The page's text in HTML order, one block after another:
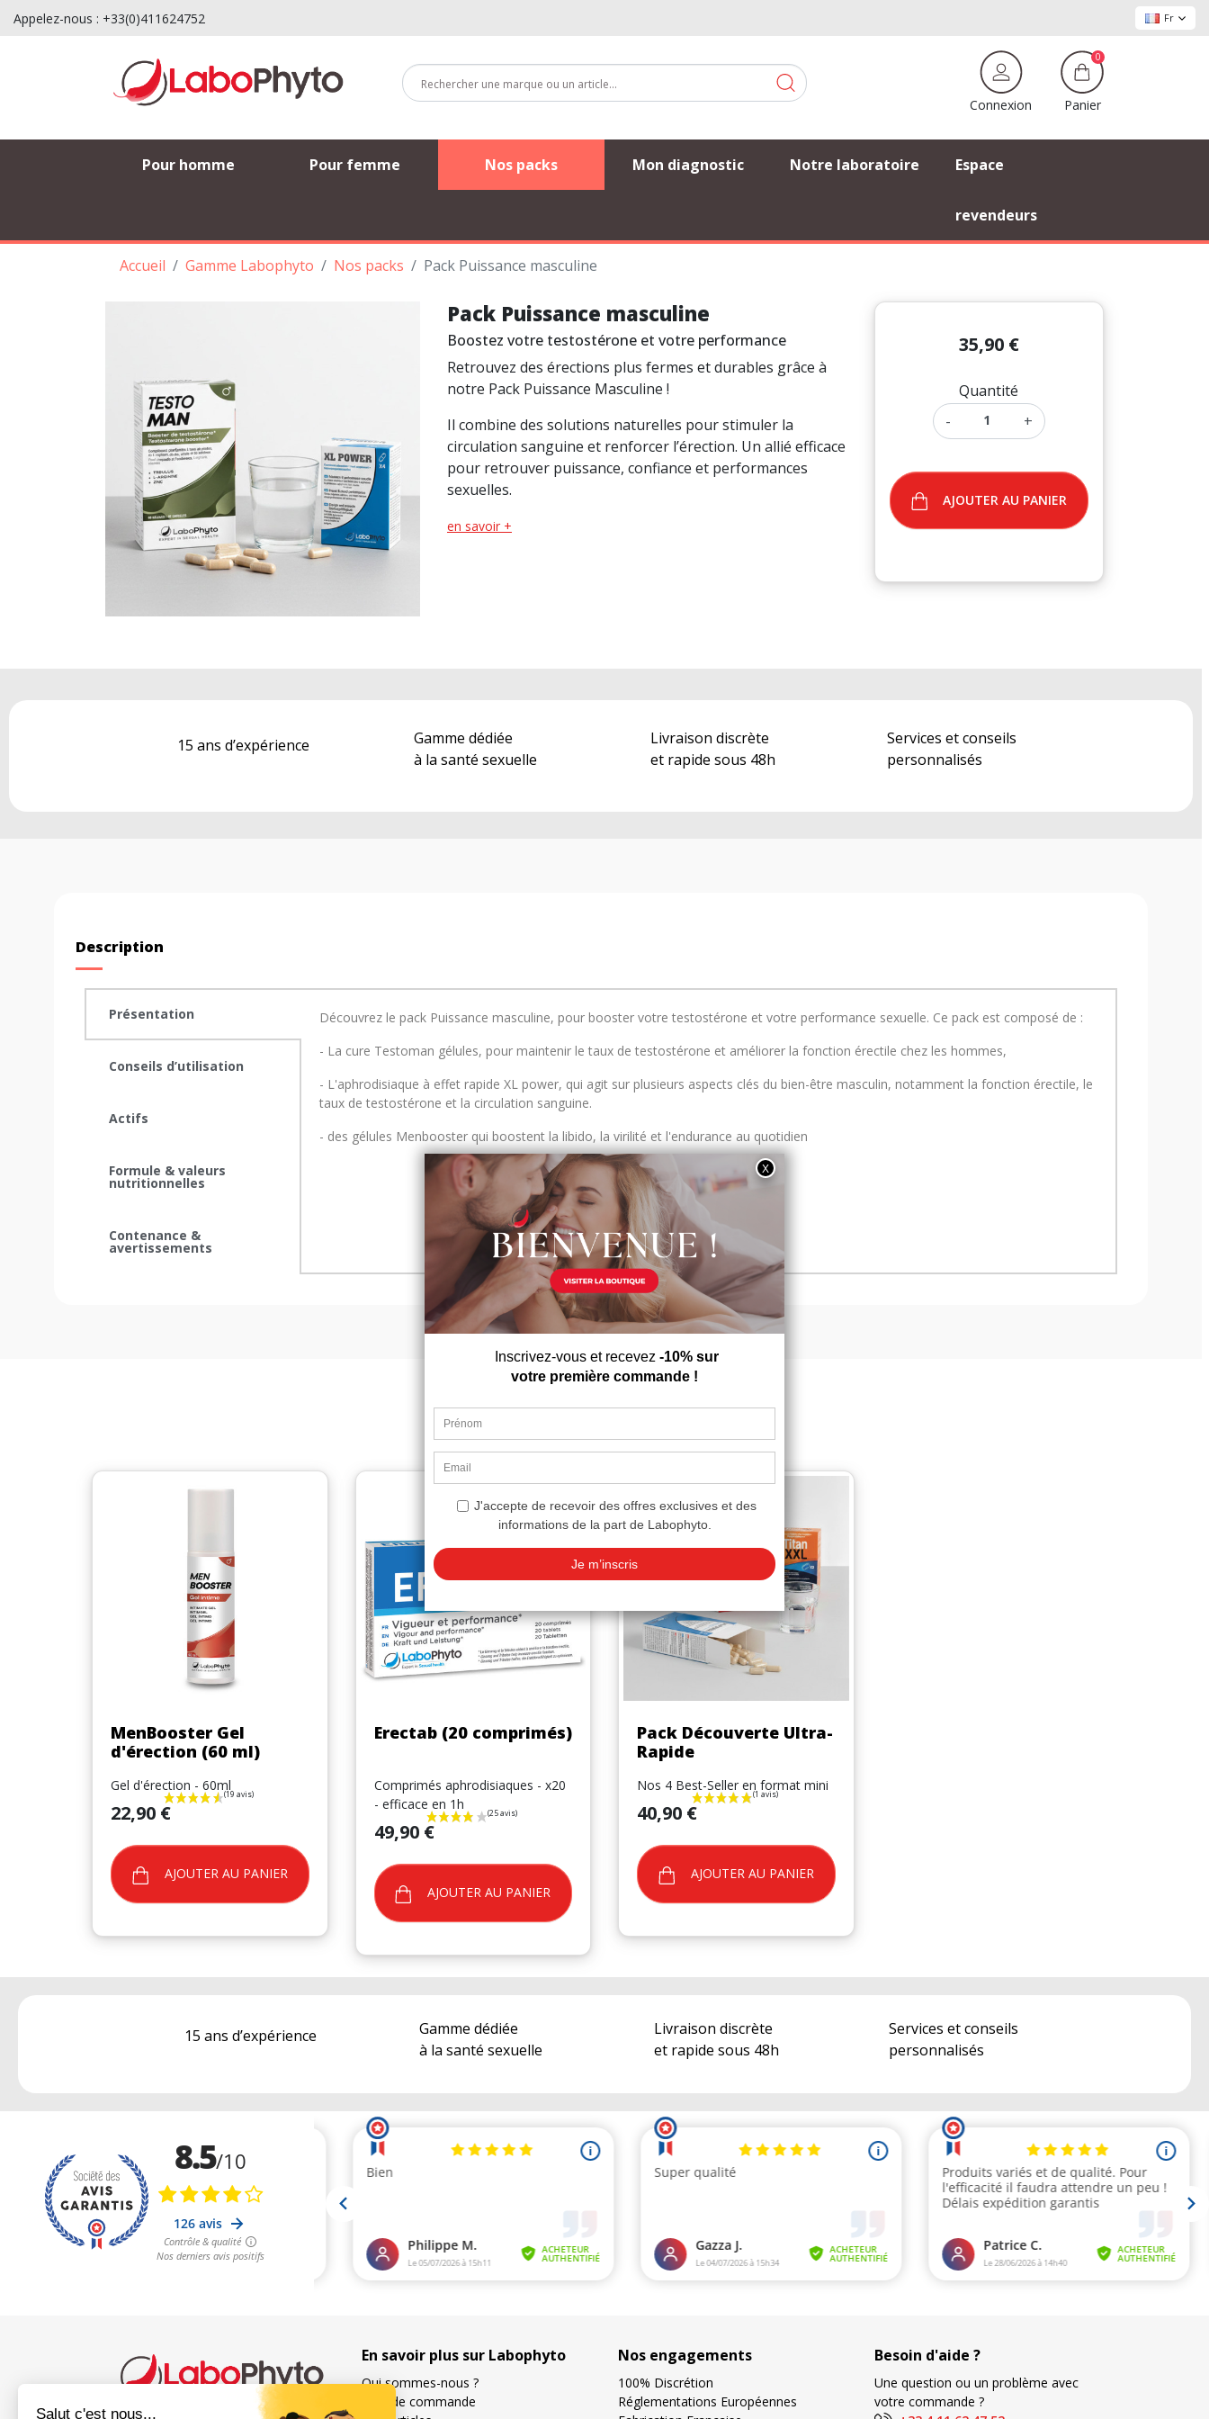
Appelez-nous : +33(0)411624752 Fr
Connexion
0
Panier
Pour homme Pour femme Nos packs Mon diagnostic Notre laboratoire Espace
revendeurs
Accueil Gamme Labophyto Nos packs Pack Puissance masculine
Pack Puissance masculine
Boostez votre testostérone et votre performance
Retrouvez des érections plus fermes et durables grâce à
notre Pack Puissance Masculine !
Il combine des solutions naturelles pour stimuler la
circulation sanguine et renforcer l’érection. Un allié efficace
pour retrouver puissance, confiance et performances
sexuelles.
en savoir +
35,90 €
Quantité
-
+
AJOUTER AU PANIER
15 ans d’expérience
Gamme dédiée
à la santé sexuelle
Livraison discrète
et rapide sous 48h
Services et conseils
personnalisés
Description
Présentation
Conseils d’utilisation
Actifs
Formule & valeurs
nutritionnelles
Contenance &
avertissements
Découvrez le pack Puissance masculine, pour booster votre testostérone et votre performance sexuelle. Ce pack est composé de :
- La cure Testoman gélules, pour maintenir le taux de testostérone et améliorer la fonction érectile chez les hommes,
- L'aphrodisiaque à effet rapide XL power, qui agit sur plusieurs aspects clés du bien-être masculin, notamment la fonction érectile, le
taux de testostérone et la circulation sanguine.
- des gélules Menbooster qui boostent la libido, la virilité et l'endurance au quotidien
Vous aimerez aussi
Aperçu rapide
MenBooster Gel
d'érection (60 ml)
Gel d'érection - 60ml
Prix
22,90 €
AJOUTER AU PANIER
Aperçu rapide
Erectab (20 comprimés)
Comprimés aphrodisiaques - x20
- efficace en 1h
Prix
49,90 €
AJOUTER AU PANIER
Aperçu rapide
Pack Découverte Ultra-
Rapide
Nos 4 Best-Seller en format mini
Prix
40,90 €
AJOUTER AU PANIER
15 ans d’expérience
Gamme dédiée
à la santé sexuelle
Livraison discrète
et rapide sous 48h
Services et conseils
personnalisés
En savoir plus sur Labophyto
Qui sommes-nous ?
Suivi de commande
Nos engagements
100% Discrétion
Réglementations Européennes
Besoin d'aide ?
Une question ou un problème avec
votre commande ?